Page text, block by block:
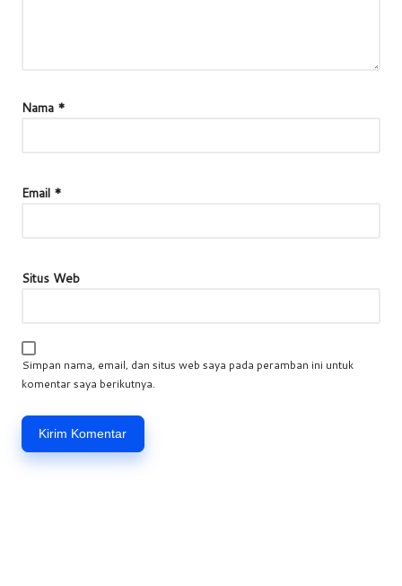
Nama *
Email *
Situs Web
Simpan nama, email, dan situs web saya pada peramban ini untuk
komentar saya berikutnya.